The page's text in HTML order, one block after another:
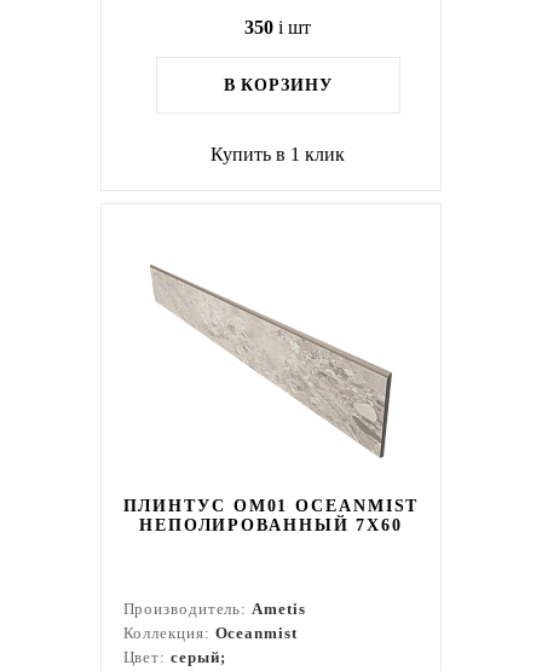
350 i шт
В КОРЗИНУ
Купить в 1 клик
ПЛИНТУС OM01 OCEANMIST
НЕПОЛИРОВАННЫЙ 7X60
Производитель:Ametis
Коллекция: Oceanmist
Цвет: серый;